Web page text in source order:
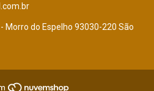
Morro do Espelho 93030-220 São